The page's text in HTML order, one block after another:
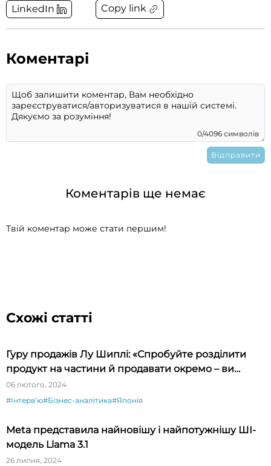
LinkedIn Copy link
Коментарі
0/4096 символів
Коментарів ще немає
Твій коментар може стати першим!
Схожі статті
Гуру продажів Лу Шиплі: «Спробуйте розділити
продукт на частини й продавати окремо – ви
будете вражені»
06 лютого, 2024
#Інтервʼю#Бізнес-аналітика#Японія
Meta представила найновішу і найпотужнішу ШІ-
модель Llama 3.1
26 липня, 2024